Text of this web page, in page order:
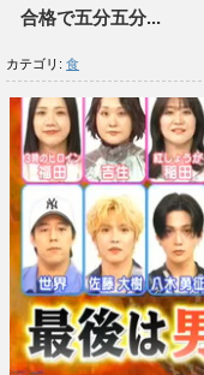
合格で五分五分...
カテゴリ: 食